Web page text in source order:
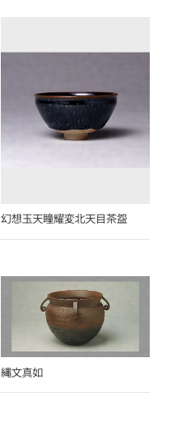
幻想玉天瞳耀変北天目茶盌
縄文真如